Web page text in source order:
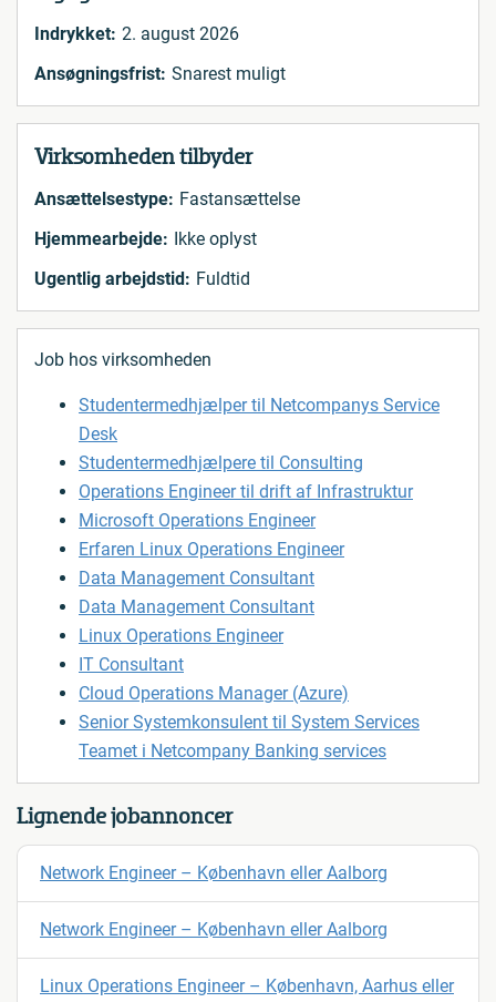
Indrykket: 2. august 2026
Ansøgningsfrist: Snarest muligt
Virksomheden tilbyder
Ansættelsestype: Fastansættelse
Hjemmearbejde: Ikke oplyst
Ugentlig arbejdstid: Fuldtid
Job hos virksomheden
Studentermedhjælper til Netcompanys Service
Desk
Studentermedhjælpere til Consulting
Operations Engineer til drift af Infrastruktur
Microsoft Operations Engineer
Erfaren Linux Operations Engineer
Data Management Consultant
Data Management Consultant
Linux Operations Engineer
IT Consultant
Cloud Operations Manager (Azure)
Senior Systemkonsulent til System Services
Teamet i Netcompany Banking services
Lignende jobannoncer
Network Engineer – København eller Aalborg
Network Engineer – København eller Aalborg
Linux Operations Engineer – København, Aarhus eller